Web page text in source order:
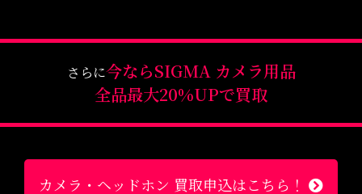
さらに今ならSIGMA カメラ用品
全品最大20%UPで買取
カメラ・ヘッドホン 買取申込はこちら！